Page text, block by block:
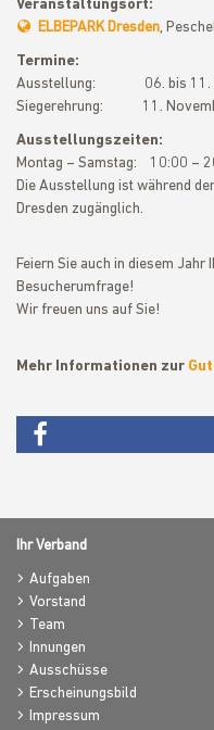
Veranstaltungsort:
ELBEPARK Dresden,
Termine:
Ausstellung: 06. bis 11.
Siegerehrung: 11.
Ausstellungszeiten:
Montag – Samstag: 10:00 –
Die Ausstellung ist während
Dresden zugänglich.
Feiern Sie auch in diesem Jahr
Besucherumfrage!
Wir freuen uns auf Sie!
Mehr Informationen zur
Ihr Verband
Aufgaben
Vorstand
Team
Innungen
Ausschüsse
Erscheinungsbild
Impressum